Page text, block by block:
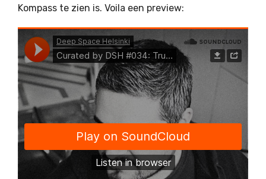
Kompass te zien is. Voila een preview: